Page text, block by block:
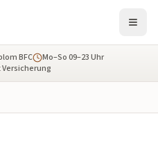
BFC
Mo–So 09–23 Uhr